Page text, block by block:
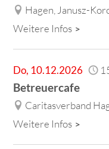
Hagen, Janusz-
Weitere Infos
Do, 10.12.2026
Betreuercafe
Caritasverband
Weitere Infos